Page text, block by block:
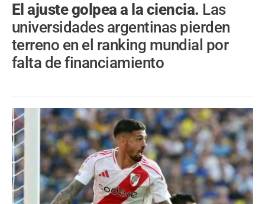
El ajuste golpea a la ciencia. Las
universidades argentinas pierden
terreno en el ranking mundial por
falta de financiamiento